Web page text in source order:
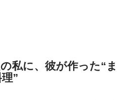
私に、彼が作った“ま
”